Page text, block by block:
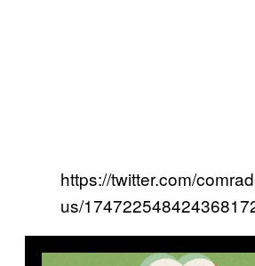
https://twitter.com/
us/